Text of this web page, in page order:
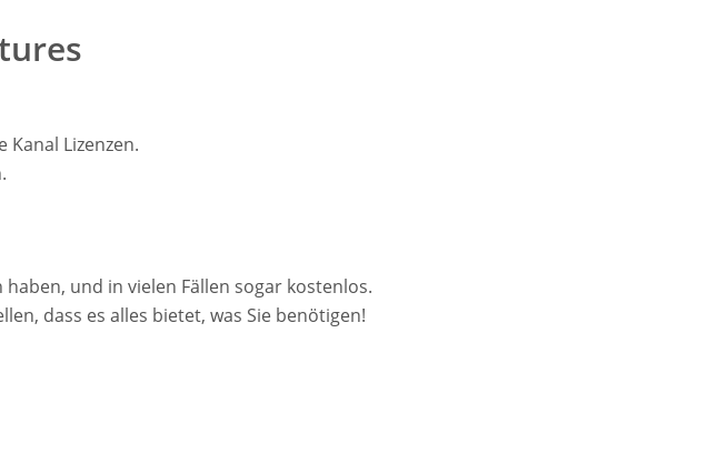
Lizenzen.
und in vielen Fällen sogar kostenlos.
dass es alles bietet, was Sie benötigen!